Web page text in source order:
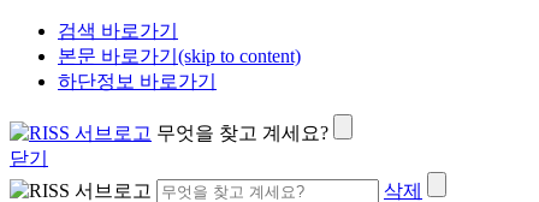
검색 바로가기
본문 바로가기(skip to content)
하단정보 바로가기
무엇을 찾고 계세요?
닫기
삭제